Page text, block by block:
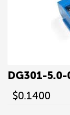
DG301-
$0.1400